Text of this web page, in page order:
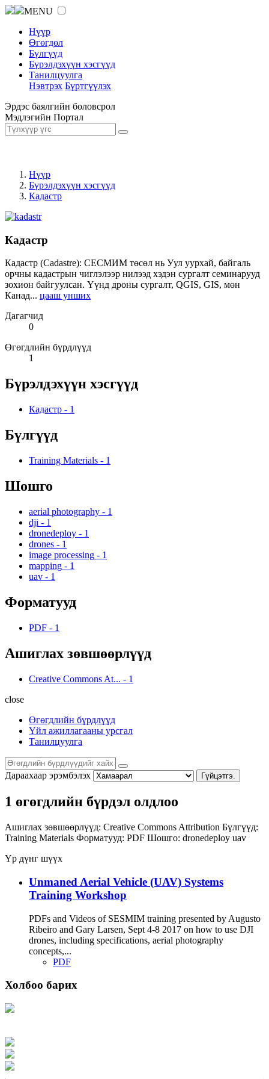
MENU
Нүүр
Өгөгдөл
Бүлгүүд
Бүрэлдэхүүн хэсгүүд
Танилцуулга
Нэвтрэх Бүртгүүлэх
Эрдэс баялгийн боловсрол
Мэдлэгийн Портал
Нүүр
Бүрэлдэхүүн хэсгүүд
Кадастр
Кадастр
Кадастр (Cadastre): СЕСМИМ төсөл нь Уул уурхай, байгаль
орчны кадастрын чиглэлээр нилээд хэдэн сургалт семинарууд
зохион байгуулсан. Үүнд дроны сургалт, QGIS, GIS, мөн
Канад... цааш унших
Дагагчид
0
Өгөгдлийн бүрдлүүд
1
Бүрэлдэхүүн хэсгүүд
Кадастр - 1
Бүлгүүд
Training Materials - 1
Шошго
aerial photography - 1
dji - 1
dronedeploy - 1
drones - 1
image processing - 1
mapping - 1
uav - 1
Форматууд
PDF - 1
Ашиглах зөвшөөрлүүд
Creative Commons At... - 1
close
Өгөгдлийн бүрдлүүд
Үйл ажиллагааны урсгал
Танилцуулга
Дараахаар эрэмбэлэх Гүйцэтгэ.
1 өгөгдлийн бүрдэл олдлоо
Ашиглах зөвшөөрлүүд: Creative Commons Attribution Бүлгүүд:
Training Materials Форматууд: PDF Шошго: dronedeploy uav
Үр дүнг шүүх
Unmaned Aerial Vehicle (UAV) Systems
Training Workshop
PDFs and Videos of SESMIM training presented by Augusto
Ribeiro and Gary Larsen, Sept 4-8 2017 on how to use DJI
drones, including specifications, aerial photography
concepts,...
PDF
Холбоо барих